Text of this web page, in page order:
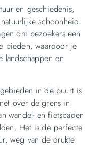
en geschiedenis,
schoonheid.
om bezoekers een
bieden, waardoor je
landschappen en
in de buurt is
over de grens in
wandel- en fietspaden
Het is de perfecte
weg van de drukte